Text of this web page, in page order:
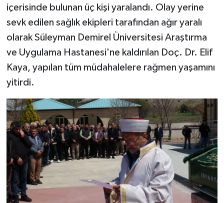
içerisinde bulunan üç kişi yaralandı. Olay yerine
sevk edilen sağlık ekipleri tarafından ağır yaralı
olarak Süleyman Demirel Üniversitesi Araştırma
ve Uygulama Hastanesi'ne kaldırılan Doç. Dr. Elif
Kaya, yapılan tüm müdahalelere rağmen yaşamını
yitirdi.